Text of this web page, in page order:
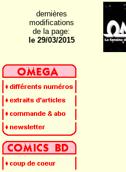
dernières
modifications
de la page:
le 29/03/2015